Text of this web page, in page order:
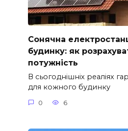
Сонячна
будинку: як
потужність
В сьогоднішніх реаліях
для кожного будинку
0 6